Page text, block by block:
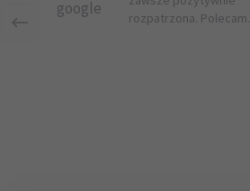
google
rozpatrzona. Polecam.